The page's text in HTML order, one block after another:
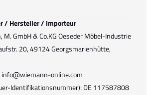
/ Hersteller / Importeur
M. GmbH & Co.KG Oeseder Möbel-Industrie
20, 49124 Georgsmarienhütte,
online.com
Identifikationsnummer): DE 117587808